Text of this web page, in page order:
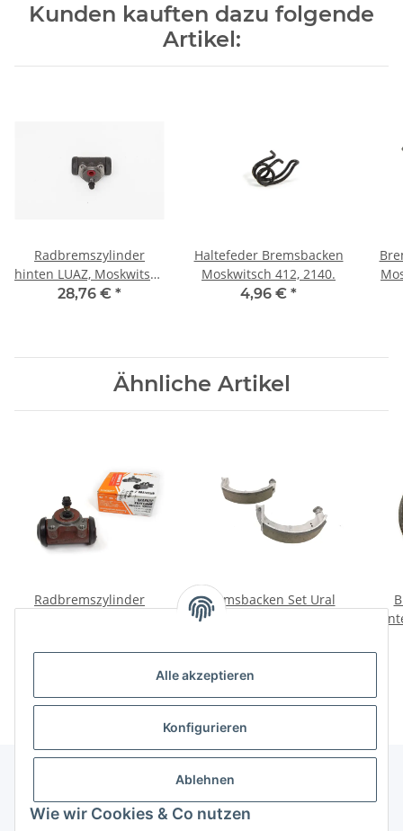
Alle akzeptieren
Konfigurieren
Ablehnen
Wie wir Cookies & Co nutzen
Kunden kauften dazu folgende
Artikel:
Radbremszylinder
hinten LUAZ, Moskwitsch
403, 408, 412.
28,76 € *
Haltefeder Bremsbacken
Moskwitsch 412, 2140.
4,96 € *
Ähnliche Artikel
Radbremszylinder
Bremsbacken Set Ural
deutsche Herstellung
Informationen